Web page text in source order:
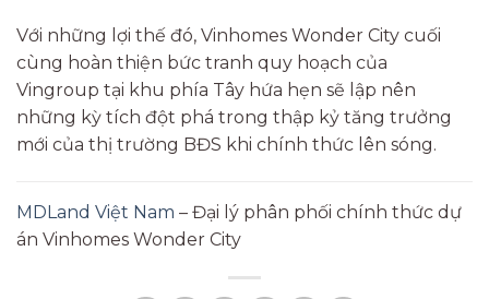
Với những lợi thế đó, Vinhomes Wonder City cuối
cùng hoàn thiện bức tranh quy hoạch của
Vingroup tại khu phía Tây hứa hẹn sẽ lập nên
những kỳ tích đột phá trong thập kỷ tăng trưởng
mới của thị trường BĐS khi chính thức lên sóng.
MDLand Việt Nam – Đại lý phân phối chính thức dự
án Vinhomes Wonder City